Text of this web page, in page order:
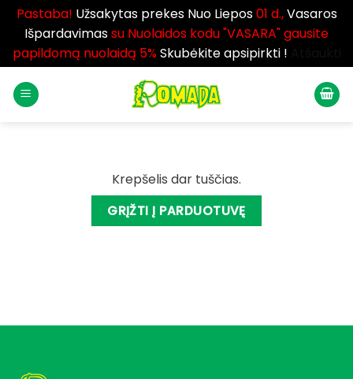
Pastaba! Užsakytas prekes Nuo Liepos01 d.,Vasaros
Išpardavimassu Nuolaidos kodu "VASARA" gausite
papildomą nuolaidą 5%Skubėkite apsipirkti !
Krepšelis dar tuščias.
GRĮŽTI Į PARDUOTUVĘ